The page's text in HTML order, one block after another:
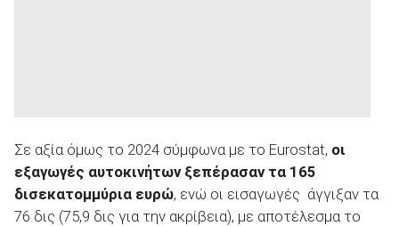
Σε αξία όμως το 2024 σύμφωνα με το Eurostat, οι
εξαγωγές αυτοκινήτων ξεπέρασαν τα 165
δισεκατομμύρια ευρώ, ενώ οι εισαγωγές άγγιξαν τα
76 δις (75,9 δις για την ακρίβεια), με αποτέλεσμα το